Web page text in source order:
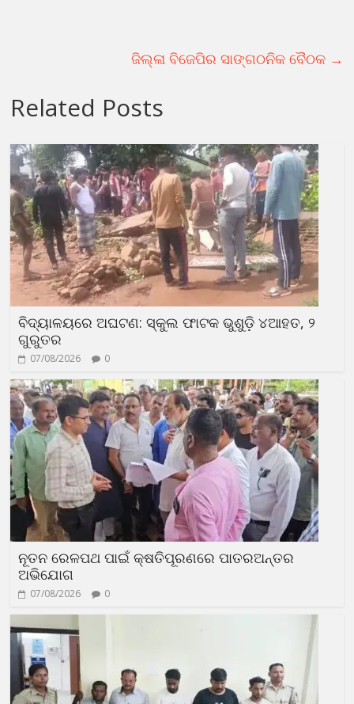
ଜିଲ୍ଳା ବିଜେପିର ସାଙ୍ଗଠନିକ ବୈଠକ →
Related Posts
ବିଦ୍ୟାଳୟରେ ଅଘଟଣ: ସ୍କୁଲ ଫାଟକ ଭୁଶୁଡ଼ି ୪ଆହତ, ୨
ଗୁରୁତର
07/08/2026 0
ନୂତନ ରେଳପଥ ପାଇଁ କ୍ଷତିପୂରଣରେ ପାତରଅନ୍ତର
ଅଭିଯୋଗ
07/08/2026 0